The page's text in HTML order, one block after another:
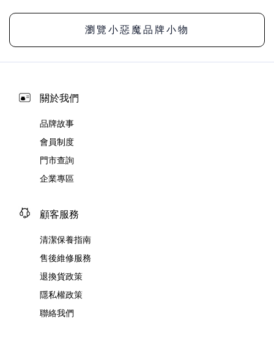
瀏覽小惡魔品牌小物
關於我們
品牌故事
會員制度
門市查詢
企業專區
顧客服務
清潔保養指南
售後維修服務
退換貨政策
隱私權政策
聯絡我們